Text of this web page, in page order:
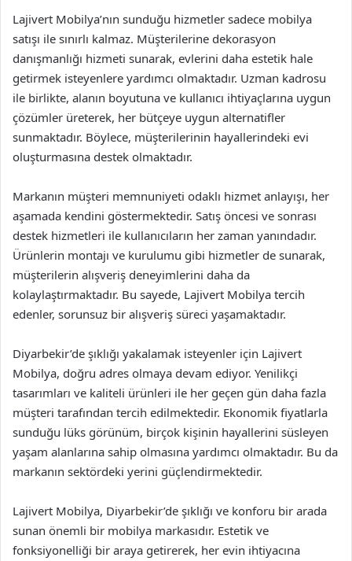
Lajivert Mobilya’nın sunduğu hizmetler sadece mobilya
satışı ile sınırlı kalmaz. Müşterilerine dekorasyon
danışmanlığı hizmeti sunarak, evlerini daha estetik hale
getirmek isteyenlere yardımcı olmaktadır. Uzman kadrosu
ile birlikte, alanın boyutuna ve kullanıcı ihtiyaçlarına uygun
çözümler üreterek, her bütçeye uygun alternatifler
sunmaktadır. Böylece, müşterilerinin hayallerindeki evi
oluşturmasına destek olmaktadır.
Markanın müşteri memnuniyeti odaklı hizmet anlayışı, her
aşamada kendini göstermektedir. Satış öncesi ve sonrası
destek hizmetleri ile kullanıcıların her zaman yanındadır.
Ürünlerin montajı ve kurulumu gibi hizmetler de sunarak,
müşterilerin alışveriş deneyimlerini daha da
kolaylaştırmaktadır. Bu sayede, Lajivert Mobilya tercih
edenler, sorunsuz bir alışveriş süreci yaşamaktadır.
Diyarbekir’de şıklığı yakalamak isteyenler için Lajivert
Mobilya, doğru adres olmaya devam ediyor. Yenilikçi
tasarımları ve kaliteli ürünleri ile her geçen gün daha fazla
müşteri tarafından tercih edilmektedir. Ekonomik fiyatlarla
sunduğu lüks görünüm, birçok kişinin hayallerini süsleyen
yaşam alanlarına sahip olmasına yardımcı olmaktadır. Bu da
markanın sektördeki yerini güçlendirmektedir.
Lajivert Mobilya, Diyarbekir’de şıklığı ve konforu bir arada
sunan önemli bir mobilya markasıdır. Estetik ve
fonksiyonelliği bir araya getirerek, her evin ihtiyacına